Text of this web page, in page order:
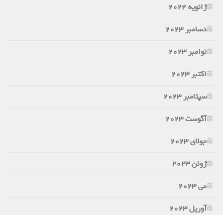
ژانویه 2024
دسامبر 2023
نوامبر 2023
اکتبر 2023
سپتامبر 2023
آگوست 2023
جولای 2023
ژوئن 2023
می 2023
آوریل 2023